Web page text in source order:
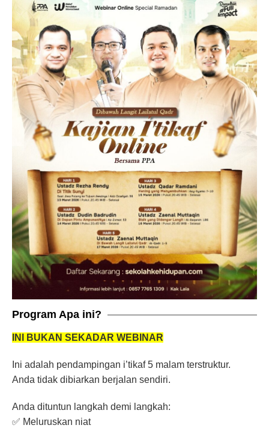
Program Apa ini?
INI BUKAN SEKADAR WEBINAR
Ini adalah pendampingan i’tikaf 5 malam terstruktur.
Anda tidak dibiarkan berjalan sendiri.
Anda dituntun langkah demi langkah:
✅ Meluruskan niat